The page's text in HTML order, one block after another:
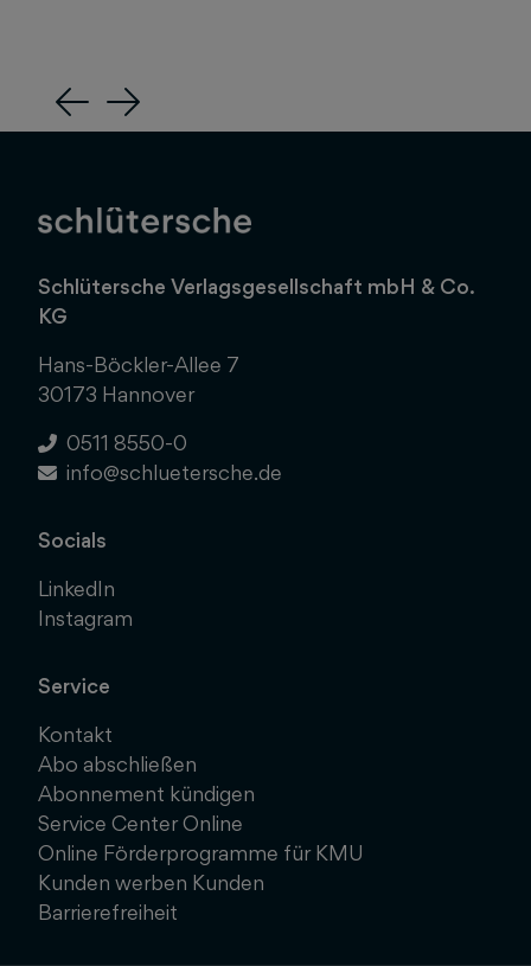
Previous
Next
Schlütersche Verlagsgesellschaft mbH & Co.
KG
Hans-Böckler-Allee 7
30173 Hannover
0511 8550-0
info@schluetersche.de
Socials
LinkedIn
Instagram
Service
Kontakt
Abo abschließen
Abonnement kündigen
Service Center Online
Online Förderprogramme für KMU
Kunden werben Kunden
Barrierefreiheit